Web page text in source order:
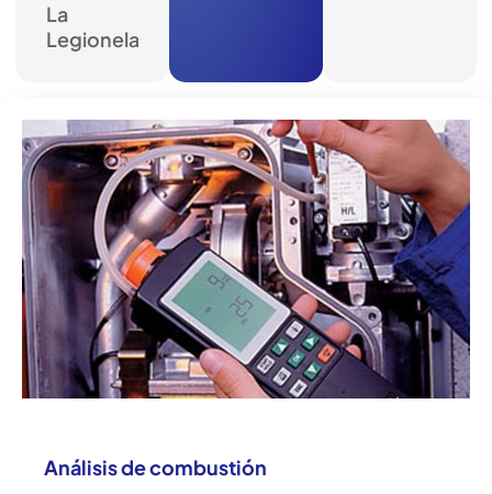
La
Legionela
Análisis de combustión